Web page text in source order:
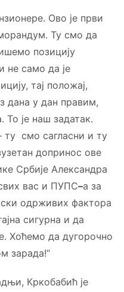
Ово је први
Ту смо да
позицију
не само да је
тај положај,
дана у дан правим,
је наш задатак.
ту смо сагласни и ту
допринос ове
Србије Александра
вас и ПУПС–а за
одрживих фактора
сигурна и да
Хоћемо да дугорочно
зарада!“
Кркобабић је